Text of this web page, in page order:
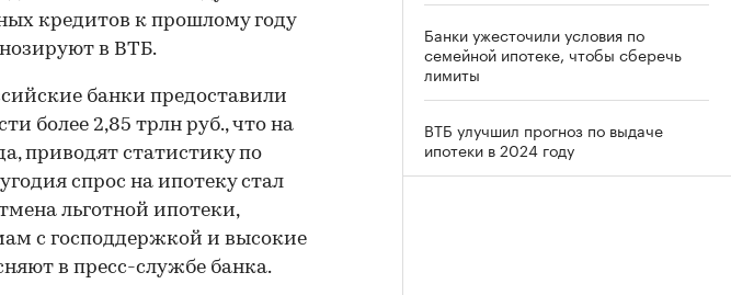
кредитов к прошлому году
в ВТБ.
банки предоставили
более 2,85 трлн руб., что на
приводят статистику по
спрос на ипотеку стал
льготной ипотеки,
с господдержкой и высокие
в пресс-службе банка.
Банки ужесточили условия по
семейной ипотеке, чтобы сберечь
лимиты
ВТБ улучшил прогноз по выдаче
ипотеки в 2024 году